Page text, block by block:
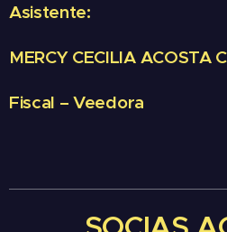
Asistente:
MERCY CECILIA ACOSTA
Fiscal – Veedora